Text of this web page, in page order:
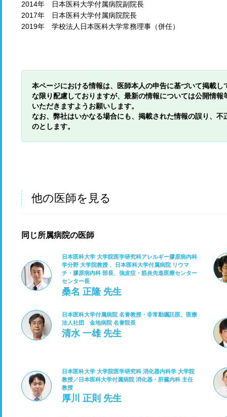
2014年 日本医科大学付属病院副院長
2017年 日本医科大学付属病院院長
2019年 学校法人日本医科大学常務理事（併任）
本ページにおける情報は、医師本人の申告に基づいて掲載
な限り配慮しておりますが、最新の情報については公開情
いただきますようお願いします。
なお、弊社はいかなる場合にも、掲載された情報の誤り、
のとします。
他の医師を見る
同じ所属病院の医師
日本医科大学 大学院医学研究科アレルギー膠原病内科
学分野 大学院教授 、日本医科大学付属病院 リウマ
チ・膠原病内科 部長、強皮症・筋炎先進医療センター
センター長
桑名 正隆 先生
日本医科大学付属病院 名誉教授・非常勤嘱託医、医療
法人社団 金地病院 名誉院長
清水 一雄 先生
日本医科大学 大学院医学研究科 消化器内科学 大学院
教授／日本医科大学付属病院 消化器・肝臓内科 主任
教授
厚川 正則 先生